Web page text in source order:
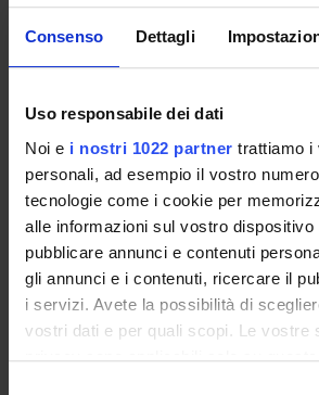
Consenso Dettagli
Uso responsabile dei dati
Noi e i nostri 1022 partner trattiamo i
personali, ad esempio il vostro
tecnologie come i cookie per
alle informazioni sul vostro dispositivo
pubblicare annunci e contenuti
gli annunci e i contenuti, ricercare il
i servizi. Avete la possibilità di
vostri dati e per quali scopi. Le vostre
privacy sono applicabili solo su
PHD PROGRAMMES AND
TRAINING
Contacts
People
Places
Calendar